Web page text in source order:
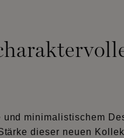
minimalistischem
dieser neuen